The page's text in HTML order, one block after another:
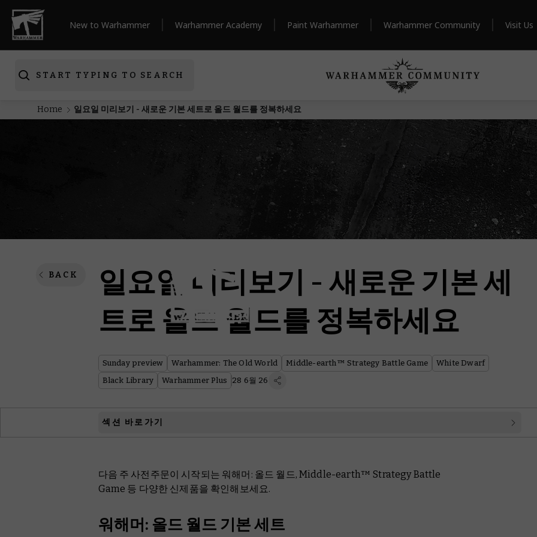
New to Warhammer Warhammer Academy Paint Warhammer Warhammer Community Visit Us
START TYPING TO SEARCH
Home 일요일 미리보기 - 새로운 기본 세트로 올드 월드를 정복하세요
BACK
일요일 미리보기 - 새로운 기본 세
트로 올드 월드를 정복하세요
Sunday preview Warhammer: The Old World Middle-earth™ Strategy Battle Game
White Dwarf
Black Library
Warhammer Plus 28 6월 26
섹션 바로가기
Middle-earth™ Strategy Battle Game
Black Library
다음 주 사전주문이 시작되는 워해머: 올드 월드, Middle-earth™ Strategy Battle
Game 등 다양한 신제품을 확인해보세요.
워해머: 올드 월드 기본 세트